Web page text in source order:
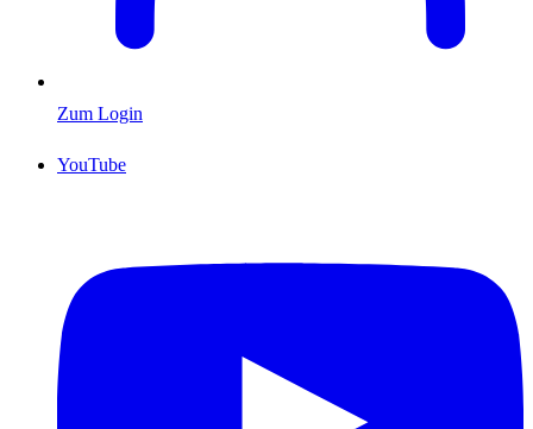
Zum Login
YouTube